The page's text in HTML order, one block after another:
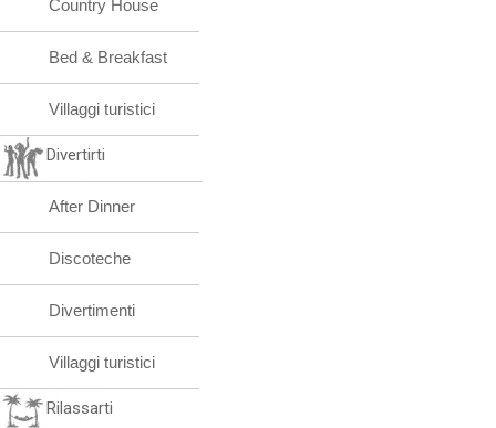
Country House
Bed & Breakfast
Villaggi turistici
Divertirti
After Dinner
Discoteche
Divertimenti
Villaggi turistici
Rilassarti